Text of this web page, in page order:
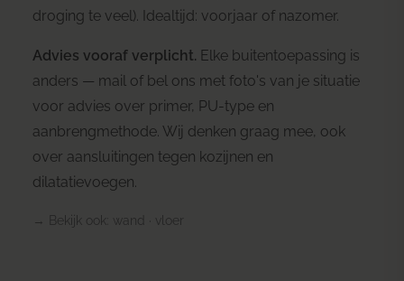
droging te veel). Idealtijd: voorjaar of nazomer.
Advies vooraf verplicht. Elke buitentoepassing is
anders — mail of bel ons met foto's van je situatie
voor advies over primer, PU-type en
aanbrengmethode. Wij denken graag mee, ook
over aansluitingen tegen kozijnen en
dilatatievoegen.
→ Bekijk ook: wand vloer